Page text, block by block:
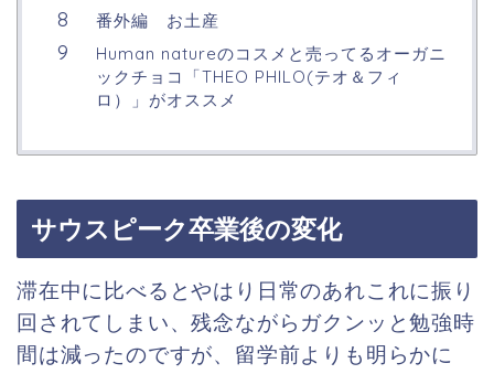
番外編 お土産
Human natureのコスメと売ってるオーガニ
ックチョコ「THEO PHILO(テオ＆フィ
ロ）」がオススメ
サウスピーク卒業後の変化
滞在中に比べるとやはり日常のあれこれに振り
回されてしまい、残念ながらガクンッと勉強時
間は減ったのですが、留学前よりも明らかに